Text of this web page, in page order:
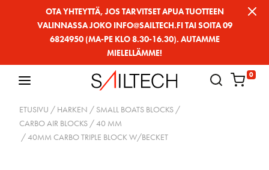
OTA YHTEYTTÄ, JOS TARVITSET APUA TUOTTEEN
VALINNASSA JOKO INFO@SAILTECH.FI TAI SOITA 09
6824950 (MA-PE KLO 8.30-16.30). AUTAMME
MIELELLÄMME!
0
ETUSIVU / HARKEN / SMALL BOATS BLOCKS /
CARBO AIR BLOCKS /40 MM
/ 40MM CARBO TRIPLE BLOCK W/BECKET